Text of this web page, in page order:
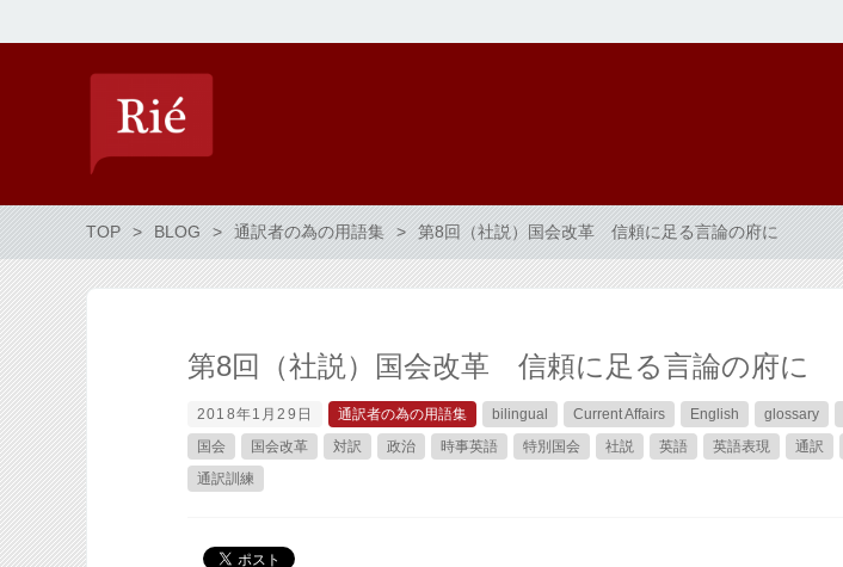
TOP BLOG 通訳者の為の用語集 第8回（社説）国会改革 信頼に足る言論の府に
第8回（社説）国会改革 信頼に足る言論の府に
2018年1月29日 通訳者の為の用語集 bilingual Current Affairs English glossary
国会
国会改革 対訳 政治 時事英語 特別国会 社説 英語 英語表現 通訳
通訳訓練